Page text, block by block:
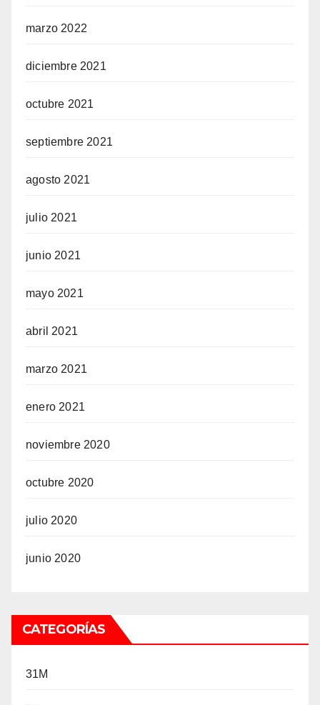
marzo 2022
diciembre 2021
octubre 2021
septiembre 2021
agosto 2021
julio 2021
junio 2021
mayo 2021
abril 2021
marzo 2021
enero 2021
noviembre 2020
octubre 2020
julio 2020
junio 2020
CATEGORÍAS
31M